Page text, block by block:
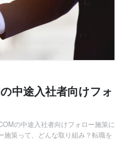
中途入社者向けフォ
の中途入社者向けフォロー施策に
策って、どんな取り組み？転職を